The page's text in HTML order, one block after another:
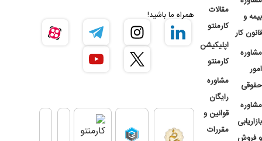
بیمه و
قانون کار
مشاوره
امور
حقوقی
مشاوره
بازاریابی
و فروش
مقالات
کارمنتو
اپلیکیشن
کارمنتو
مشاوره
رایگان
قوانین و
مقررات
همراه ما باشید!